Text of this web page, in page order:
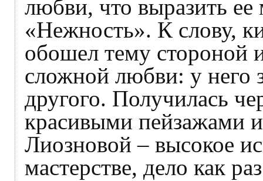
любви, что выразить ее
«Нежность». К слову,
обошел тему стороной
сложной любви: у него
другого. Получилась
красивыми пейзажами
Лиозновой – высокое
мастерстве, дело как